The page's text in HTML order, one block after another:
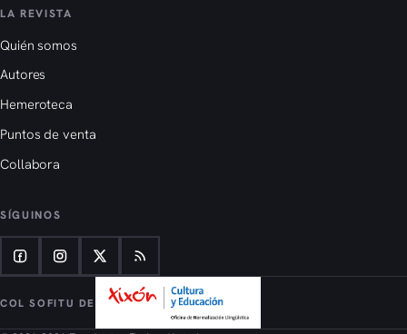
LA REVISTA
Quién somos
Autores
Hemeroteca
Puntos de venta
Collabora
SÍGUINOS
COL SOFITU DE